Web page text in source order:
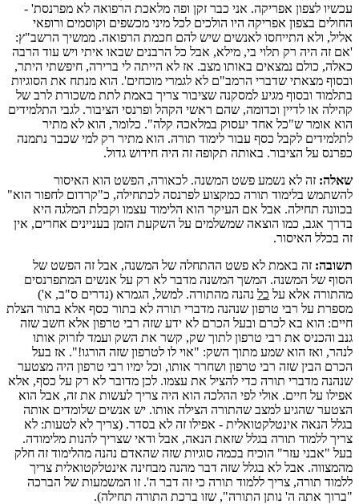
עכשיו לצפון אפריקה. אני כבר זקן ופה מלאכת הרפואה לא מפרנסת' -
החולים בצפון אפריקה היו הולכים לכל מיני מכשפים וקוסמים ורופאי
אליל, ולא התייחסו לאנשים שיש להם חכמת הרפואה. ממשיך הרשב"ץ:
'אם זה היה רק תלוי בי, מילא, אבל כל הרבנים שבאו איתי ויש עוד הרבה
כאלה, כולם נמצאים באותו מצב. אז לא הייתה לי ברירה, חיפשתי היתר,
ובסוף מצאתי שדברי הרמב"ם לא לגמרי מוכחים'. הוא מנתח את הסוגיות
בתלמוד ובסוף מגיע למסקנה שציבור צריך באמת לתת משכורת לרב של
קהילה או לדיין וכדומה, שהם ראשי הקהל ופרנסי הציבור. לגבי התלמידים
הוא אומר ש"כל אחד יעסוק במלאכה קלה". כלומר, הוא לא מתיר
לתלמידים לקבל כסף עבור לימוד תורה. הוא מתיר רק למי שכבר נתמנה
כפרנס על הציבור. באותה תקופה זה היה חידוש גדול.
שאלה: זה לא נשמע פשט המשנה. לכאורה, הפשט הוא האיסור
להשתמש בלימוד תורה כמקצוע לפרנסה לכתחילה, כ"קרדום לחפור הוא"
בכוונה תחילה. אבל אם העיקר הוא הלימוד עצמו וקבלת המלגה היא
בדרך אגב, כמו הוצאה שמשלמים על השקעת הזמן בעניינים אחרים, אין
זה בכלל האיסור.
תשובה: זה באמת לא פשט ההתחלה של המשנה, אבל זה הפשט של
הסוף של המשנה. המשך המשנה מדבר לא רק על אנשים המתפרנסים
מהתורה אלא על כל נהנה מהתורה. למשל, הגמרא (נדרים ס"ב, א')
מספרת על רבי טרפון שנהנה מדברי תורה לא בתור כסף אלא בתור הצלת
חיים: הוא בא לכרם ובעל הכרם לא ידע שזה רבי טרפון אלא חשב שזה
גנב והכניס את רבי טרפון לתוך שק, קשר את השק ועמד לזרוק אותו
לנהר, ואז הוא שמע מתוך השק: "אוי לו לטרפון שזה הורגו!". אז בעל
הכרם הבין שזה רבי טרפון ושחרר אותו, וכל ימיו רבי טרפון היה מצטער
שנהנה מדברי תורה כדי להציל את עצמו. לכן מדובר לא רק על כסף, אלא
אפילו על חיים. אולי לפי ההלכה הוא היה צריך לעשות את זה, אבל הוא
הצטער שהגיע למצב שהתורה הצילה אותו. יש אנשים שלומדים אותה
בגלל הנאה אינטלקטואלית - אפילו זה לא בסדר. (צריך לא לטעות: לא
צריך ללמוד תורה בגלל שזאת הנאה, אבל ודאי שצריך להנות מלימודה.
בעל "אבני עזר" הוכיח בכמה סוגיות שזה שהאדם נהנה מהלימוד זה חלק
מהמצווה. אבל לא בגלל שזה דבר מהנה מבחינה אינטלקטואלית צריך
ללמוד תורה, צריך ללמוד תורה כי זה דבר ה'. זו המשמעות של הברכה
"ברוך אתה ה' נותן התורה", שזו ברכת התורה תחילה).